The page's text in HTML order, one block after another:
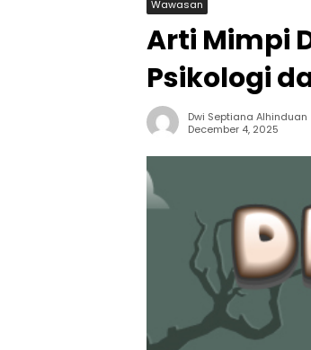
Wawasan
Arti Mimpi
Psikologi
Dwi Septiana Alhinduan
December 4, 2025